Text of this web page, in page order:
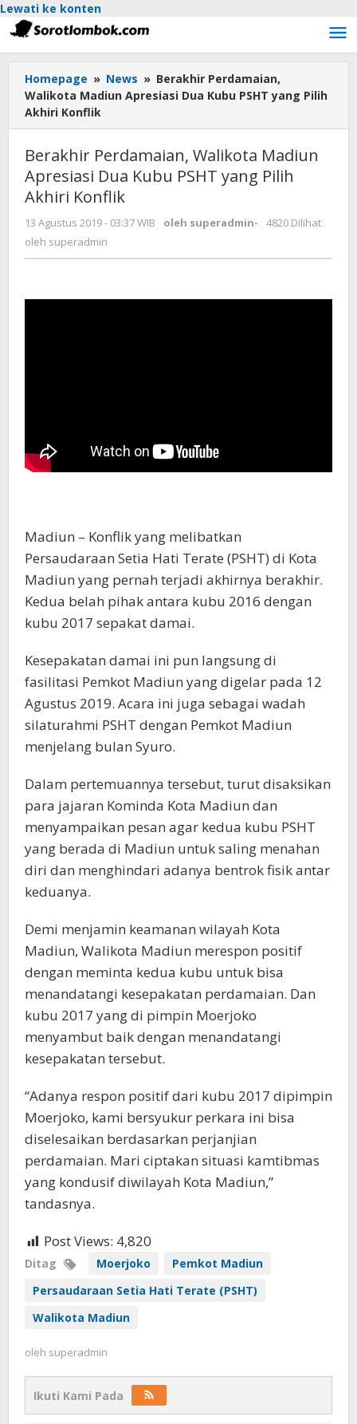
Lewati ke konten
Homepage » News » Berakhir Perdamaian,
Walikota Madiun Apresiasi Dua Kubu PSHT yang Pilih
Akhiri Konflik
Berakhir Perdamaian, Walikota Madiun
Apresiasi Dua Kubu PSHT yang Pilih
Akhiri Konflik
13 Agustus 2019 - 03:37 WIB oleh superadmin-
4820 Dilihat
oleh superadmin
Madiun – Konflik yang melibatkan
Persaudaraan Setia Hati Terate (PSHT) di Kota
Madiun yang pernah terjadi akhirnya berakhir.
Kedua belah pihak antara kubu 2016 dengan
kubu 2017 sepakat damai.
Kesepakatan damai ini pun langsung di
fasilitasi Pemkot Madiun yang digelar pada 12
Agustus 2019. Acara ini juga sebagai wadah
silaturahmi PSHT dengan Pemkot Madiun
menjelang bulan Syuro.
Dalam pertemuannya tersebut, turut disaksikan
para jajaran Kominda Kota Madiun dan
menyampaikan pesan agar kedua kubu PSHT
yang berada di Madiun untuk saling menahan
diri dan menghindari adanya bentrok fisik antar
keduanya.
Demi menjamin keamanan wilayah Kota
Madiun, Walikota Madiun merespon positif
dengan meminta kedua kubu untuk bisa
menandatangi kesepakatan perdamaian. Dan
kubu 2017 yang di pimpin Moerjoko
menyambut baik dengan menandatangi
kesepakatan tersebut.
“Adanya respon positif dari kubu 2017 dipimpin
Moerjoko, kami bersyukur perkara ini bisa
diselesaikan berdasarkan perjanjian
perdamaian. Mari ciptakan situasi kamtibmas
yang kondusif diwilayah Kota Madiun,”
tandasnya.
Post Views: 4,820
Ditag Moerjoko
Pemkot Madiun
Persaudaraan Setia Hati Terate (PSHT)
Walikota Madiun
oleh superadmin
Ikuti Kami Pada